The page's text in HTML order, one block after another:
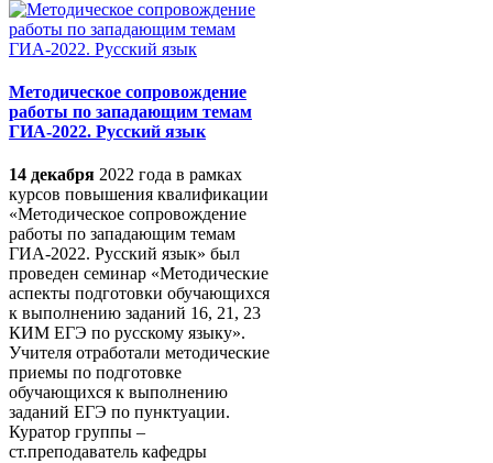
Методическое сопровождение
работы по западающим темам
ГИА-2022. Русский язык
14 декабря 2022 года в рамках
курсов повышения квалификации
«Методическое сопровождение
работы по западающим темам
ГИА-2022. Русский язык» был
проведен семинар «Методические
аспекты подготовки обучающихся
к выполнению заданий 16, 21, 23
КИМ ЕГЭ по русскому языку».
Учителя отработали методические
приемы по подготовке
обучающихся к выполнению
заданий ЕГЭ по пунктуации.
Куратор группы –
ст.преподаватель кафедры